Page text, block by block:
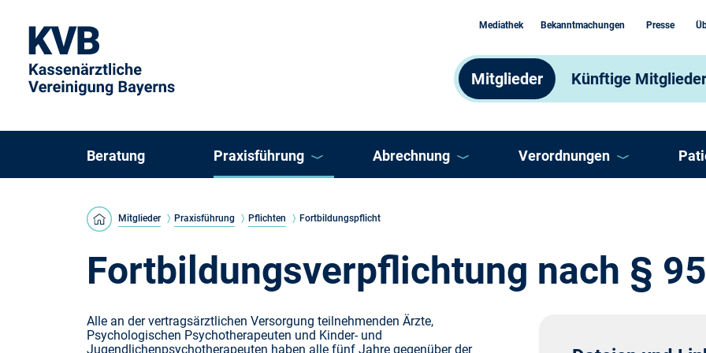
Mediathek Bekanntmachungen Presse
Mitglieder Künftige Mitglieder
Beratung Praxisführung
KVB ePraxis
Einzelpraxis oder Kooperation
Abrechnung
Abrechnungsprüfung
Honorar
Verordnungen
Heilmittel und Hilfsmittel
Sonstige Verordnungen
Mitglieder Praxisführung Pflichten Fortbildungspflicht
Fortbildungsverpflichtung nach §
Alle an der vertragsärztlichen Versorgung teilnehmenden Ärzte,
Psychologischen Psychotherapeuten und Kinder- und
Jugendlichenpsychotherapeuten haben alle fünf Jahre gegenüber der